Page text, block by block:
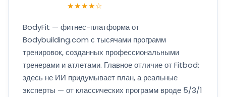
★★★★☆
BodyFit — фитнес-платформа от
Bodybuilding.com с тысячами программ
тренировок, созданных профессиональными
тренерами и атлетами. Главное отличие от Fitbod:
здесь не ИИ придумывает план, а реальные
эксперты — от классических программ вроде 5/3/1